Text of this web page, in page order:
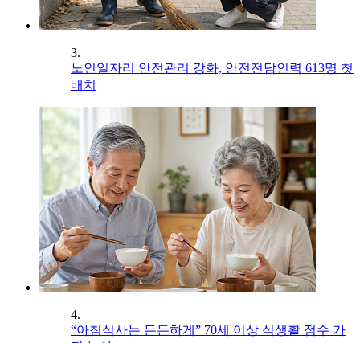
3.
노인일자리 안전관리 강화, 안전전담인력 613명 첫
배치
4.
“아침식사는 든든하게” 70세 이상 식생활 점수 가